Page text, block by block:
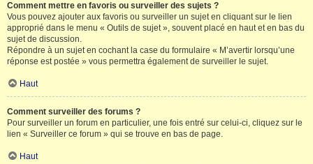
Comment mettre en favoris ou surveiller des sujets ?
Vous pouvez ajouter aux favoris ou surveiller un sujet en cliquant sur le lien
approprié dans le menu « Outils de sujet », souvent placé en haut et en bas du
sujet de discussion.
Répondre à un sujet en cochant la case du formulaire « M’avertir lorsqu’une
réponse est postée » vous permettra également de surveiller le sujet.
Haut
Comment surveiller des forums ?
Pour surveiller un forum en particulier, une fois entré sur celui-ci, cliquez sur le
lien « Surveiller ce forum » qui se trouve en bas de page.
Haut